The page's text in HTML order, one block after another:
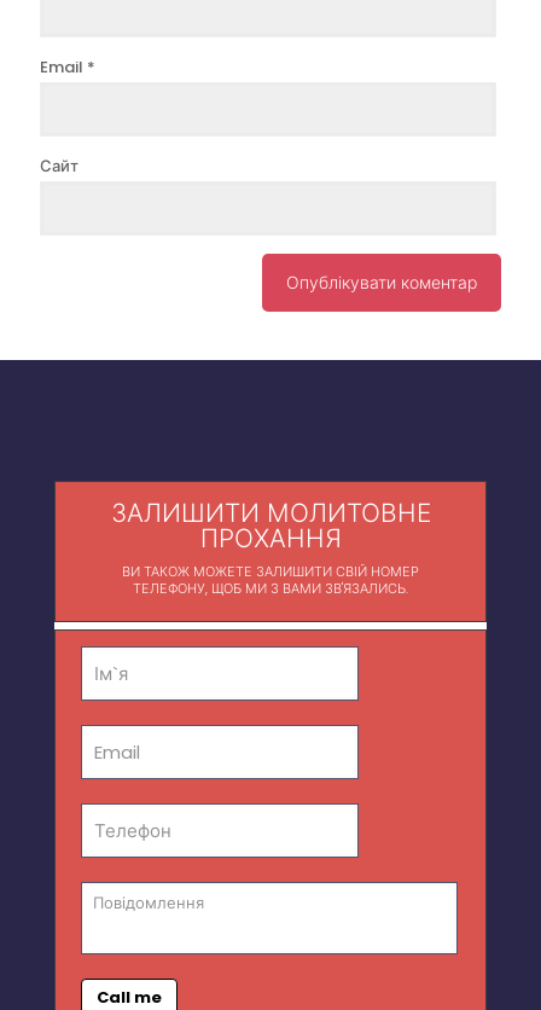
Email *
Сайт
ЗАЛИШИТИ МОЛИТОВНЕ
ПРОХАННЯ
ВИ ТАКОЖ МОЖЕТЕ ЗАЛИШИТИ СВІЙ НОМЕР
ТЕЛЕФОНУ, ЩОБ МИ З ВАМИ ЗВ'ЯЗАЛИСЬ.
Call me